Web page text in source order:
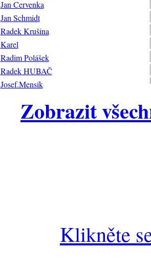
Jan Cervenka
Jan Schmidt
Radek Krušina
Karel
Radim Polášek
Radek HUBAČ
Josef.Mensik
Zobrazit
Klikněte